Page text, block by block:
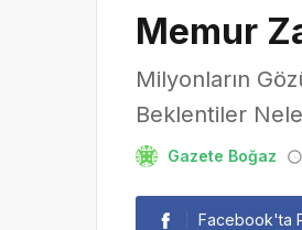
Memur
Milyonların
Beklentiler
Gazete Boğaz
Facebook'ta